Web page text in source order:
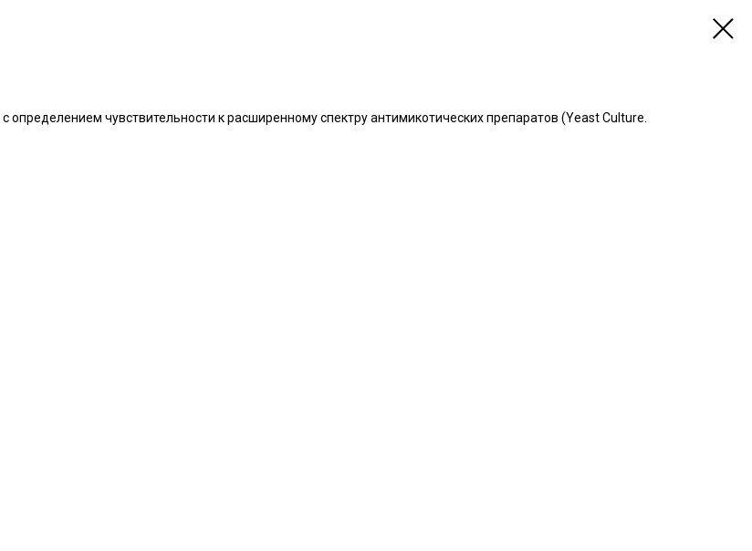
чувствительности к расширенному спектру антимикотических препаратов (Yeast Culture.